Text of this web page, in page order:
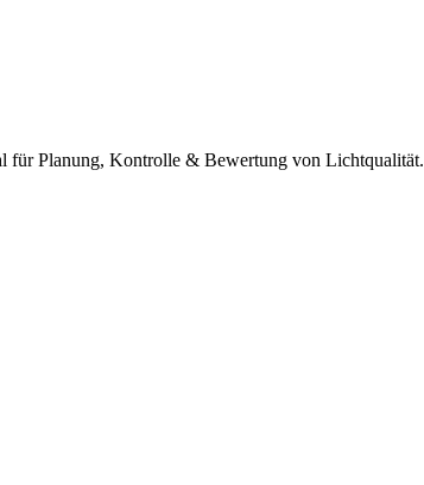
Planung, Kontrolle & Bewertung von Lichtqualität.